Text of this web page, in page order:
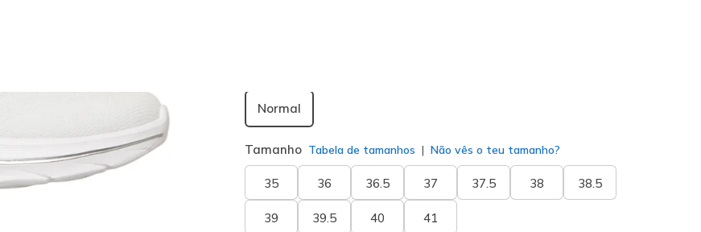
Normal
Tamanho Tabela de tamanhos Não vês o teu tamanho?
35 36 36.5 37 37.5 38 38.5
39 39.5 40 41